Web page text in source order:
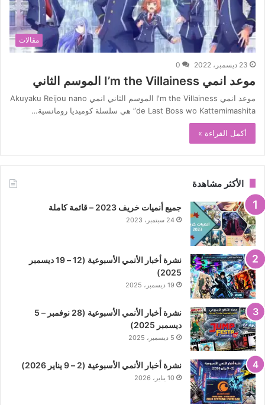
مقالات
23 ديسمبر، 2022 0
موعد انمي I’m the Villainess الموسم الثاني
موعد انمي I'm the Villainess الموسم الثاني انمي Akuyaku Reijou nano
de Last Boss wo Kattemimashita” هي سلسلة كوميديا رومانسية…
أكمل القراءة »
الأكثر مشاهدة
جميع أنميات خريف 2023 – قائمة كاملة
24 سبتمبر، 2023
نشرة أخبار الأنمي الأسبوعية (12 – 19 ديسمبر
2025)
19 ديسمبر، 2025
نشرة أخبار الأنمي الأسبوعية (28 نوفمبر – 5
ديسمبر 2025)
5 ديسمبر، 2025
نشرة أخبار الأنمي الأسبوعية (2 – 9 يناير 2026)
10 يناير، 2026